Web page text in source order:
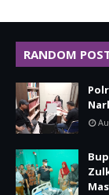
RANDOM